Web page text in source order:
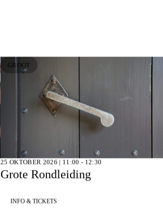
GROOT
25 OKTOBER 2026 | 11:00 - 12:30
Grote Rondleiding
INFO & TICKETS